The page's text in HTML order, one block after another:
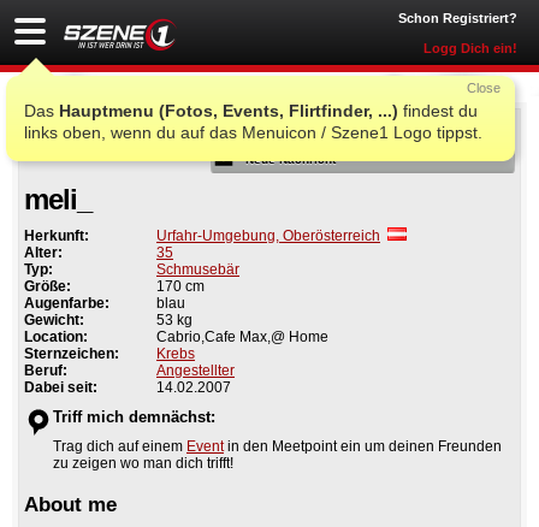
Schon Registriert?
Logg Dich ein!
Das Hauptmenu (Fotos, Events, Flirtfinder, ...) findest du
links oben, wenn du auf das Menuicon / Szene1 Logo tippst.
Close
Als Freund
Neue Nachricht
meli_
Herkunft:
Urfahr-Umgebung, Oberösterreich
Alter:
35
Typ:
Schmusebär
Größe:
170 cm
Augenfarbe:
blau
Gewicht:
53 kg
Location:
Cabrio,Cafe Max,@ Home
Sternzeichen:
Krebs
Beruf:
Angestellter
Dabei seit:
14.02.2007
Triff mich demnächst:
Trag dich auf einem Eventin den Meetpoint ein um deinen Freunden
zu zeigen wo man dich trifft!
About me